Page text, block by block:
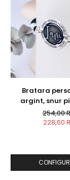
Bratara
argint, snur
254,00
228,60